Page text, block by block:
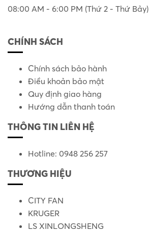
08:00 AM - 6:00 PM (Thứ 2 - Thứ Bảy)
CHÍNH SÁCH
Chính sách bảo hành
Điều khoản bảo mật
Quy định giao hàng
Hướng dẫn thanh toán
THÔNG TIN LIÊN HỆ
Hotline: 0948 256 257
THƯƠNG HIỆU
CITY FAN
KRUGER
LS XINLONGSHENG